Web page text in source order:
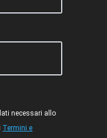
necessari allo
Termini e